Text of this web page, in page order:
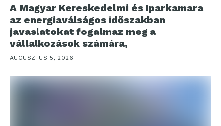
A Magyar Kereskedelmi és Iparkamara
az energiaválságos időszakban
javaslatokat fogalmaz meg a
vállalkozások számára,
AUGUSZTUS 5, 2026